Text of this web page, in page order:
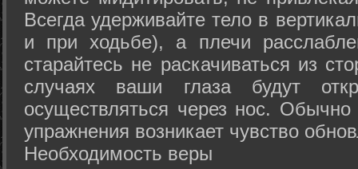
Всегда удерживайте тело в
и при ходьбе), а плечи
старайтесь не раскачиваться из
случаях ваши глаза будут
осуществляться через нос. Обычно
упражнения возникает чувство
Необходимость веры